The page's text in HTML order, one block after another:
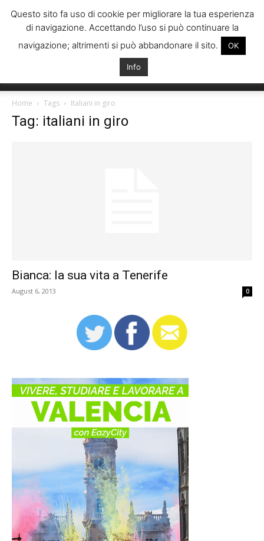
Italiani
Home Tags Italiani in giro
Tag: italiani in giro
Bianca: la sua vita a Tenerife
August 6, 2013 0
Questo sito fa uso di cookie per migliorare la tua esperienza
di navigazione. Accettando l’uso si può continuare la
navigazione; altrimenti si può abbandonare il sito.
OK
Info